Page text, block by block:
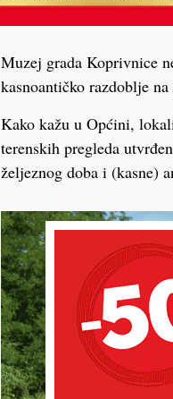
Muzej grada Koprivnice
kasnoantičko razdoblje
Kako kažu u Općini,
terenskih pregleda
željeznog doba i (kasne)